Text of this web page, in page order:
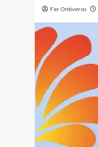
Fer Ontiveros